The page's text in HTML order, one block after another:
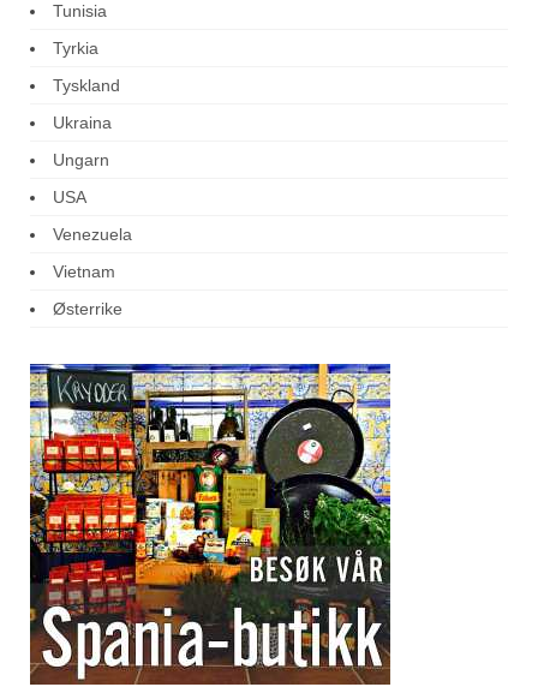
Tunisia
Tyrkia
Tyskland
Ukraina
Ungarn
USA
Venezuela
Vietnam
Østerrike